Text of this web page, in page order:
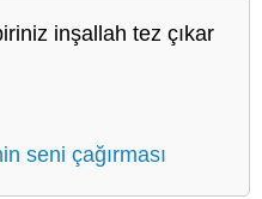
inşallah tez çıkar
seni çağırması